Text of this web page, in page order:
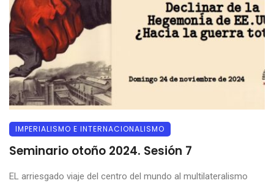
IMPERIALISMO E INTERNACIONALISMO
Seminario otoño 2024. Sesión 7
EL arriesgado viaje del centro del mundo al multilateralismo